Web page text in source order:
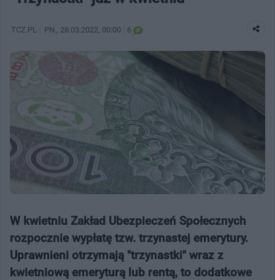
TCZ.PL PN. , 28.03.2022, 00:00 6
W kwietniu Zakład Ubezpieczeń Społecznych
rozpocznie wypłatę tzw. trzynastej emerytury.
Uprawnieni otrzymają "trzynastki" wraz z
kwietniową emeryturą lub rentą, to dodatkowe